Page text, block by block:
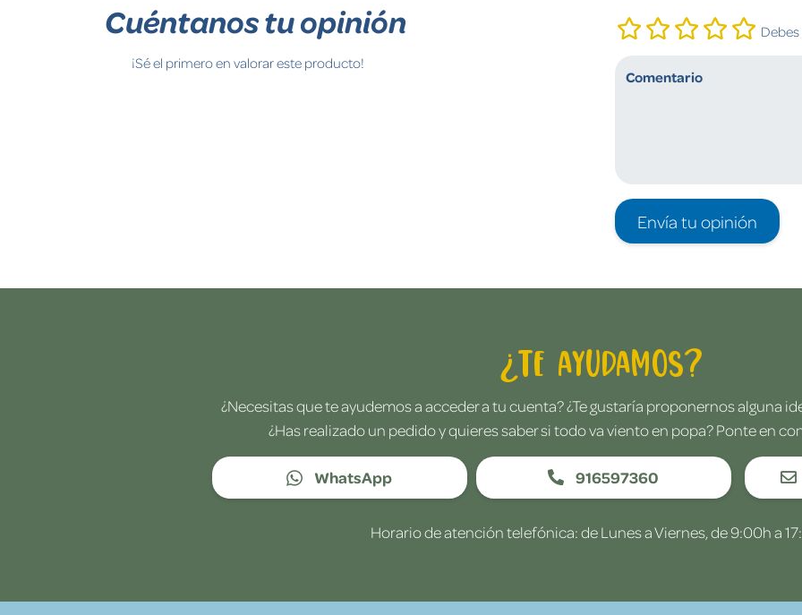
Cuéntanos tu opinión
¡Sé el primero en valorar este producto!
Envía tu opinión
¿Te ayudamos?
¿Necesitas que te ayudemos a acceder a tu cuenta? ¿Te gustaría proponernos alguna
¿Has realizado un pedido y quieres saber si todo va viento en popa? Ponte en
WhatsApp 916597360
Horario de atención telefónica: de Lunes a Viernes, de 9:00h a